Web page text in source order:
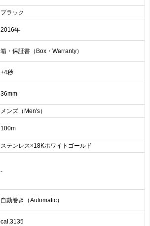
ブラック
2016年
箱・保証書（Box・Warranty）
+4秒
36mm
メンズ（Men's）
100m
ステンレス×18Kホワイトゴールド
-
自動巻き（Automatic）
cal.3135